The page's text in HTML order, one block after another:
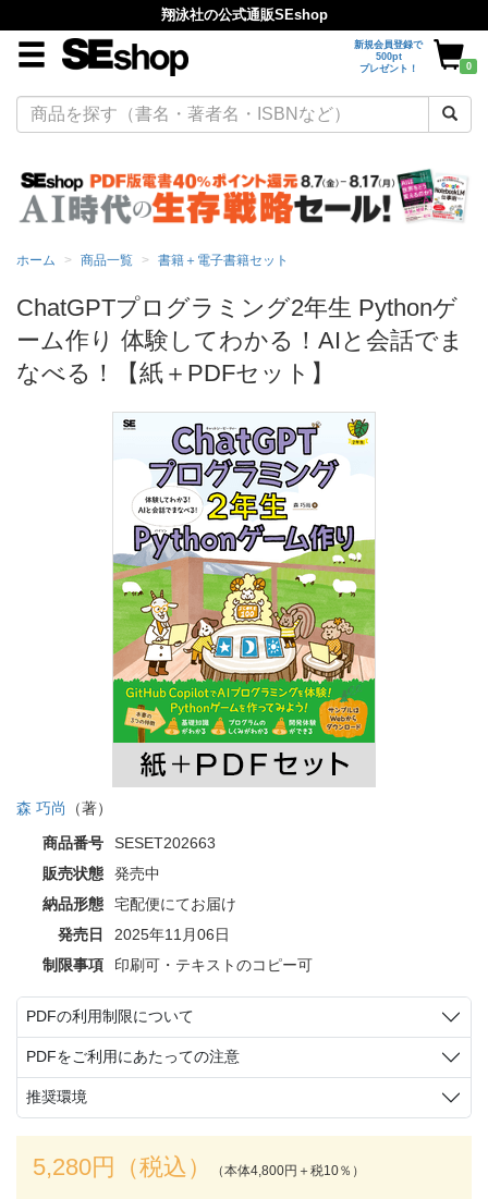
翔泳社の公式通販SEshop
新規会員登録で
500pt
プレゼント！
0
ホーム 商品一覧 書籍＋電子書籍セット
ChatGPTプログラミング2年生 Pythonゲ
ーム作り 体験してわかる！AIと会話でま
なべる！【紙＋PDFセット】
森 巧尚
（著）
商品番号
SESET202663
販売状態
発売中
納品形態
宅配便にてお届け
発売日
2025年11月06日
制限事項
印刷可・テキストのコピー可
PDFの利用制限について
PDFをご利用にあたっての注意
推奨環境
5,280円（税込） （本体4,800円＋税10％）